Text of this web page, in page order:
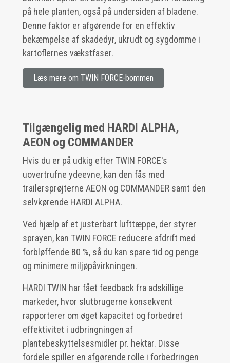
på hele planten, også på undersiden af bladene.
Denne faktor er afgørende for en effektiv
bekæmpelse af skadedyr, ukrudt og sygdomme i
kartoflernes vækstfaser.
Læs mere om TWIN FORCE-bommen
Tilgængelig med HARDI ALPHA,
AEON og COMMANDER
Hvis du er på udkig efter TWIN FORCE's
uovertrufne ydeevne, kan den fås med
trailersprøjterne AEON og COMMANDER samt den
selvkørende HARDI ALPHA.
Ved hjælp af et justerbart lufttæppe, der styrer
sprayen, kan TWIN FORCE reducere afdrift med
forbløffende 80 %, så du kan spare tid og penge
og minimere miljøpåvirkningen.
HARDI TWIN har fået feedback fra adskillige
markeder, hvor slutbrugerne konsekvent
rapporterer om øget kapacitet og forbedret
effektivitet i udbringningen af
plantebeskyttelsesmidler pr. hektar. Disse
fordele spiller en afgørende rolle i forbedringen